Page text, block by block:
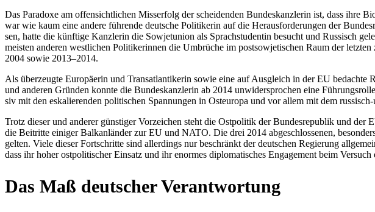
Das Para­doxe am offen­sicht­li­chen Miss­erfolg der schei­den­den Bun­des­kanz­le­rin ist, dass ihre
war wie kaum eine andere füh­rende deut­sche Poli­ti­ke­rin auf die Her­aus­for­de­run­gen der
sen, hatte die künf­tige Kanz­le­rin die Sowjet­union als Sprach­stu­den­tin besucht und Rus­sisch
meisten anderen west­li­chen Poli­ti­ke­rin­nen die Umbrü­che im post­so­wje­ti­schen Raum der
2004 sowie 2013–2014.
Als über­zeugte Euro­päe­rin und Trans­at­lan­ti­ke­rin sowie eine auf Aus­gleich in der EU
und anderen Gründen konnte die Bun­des­kanz­le­rin ab 2014 unwi­der­spro­chen eine
siv mit den eska­lie­ren­den poli­ti­schen Span­nun­gen in Ost­eu­ropa und vor allem mit dem
Trotz dieser und anderer güns­ti­ger Vor­zei­chen steht die Ost­po­li­tik der Bun­des­re­pu­blik und
die Bei­tritte einiger Bal­kan­län­der zur EU und NATO. Die drei 2014 abge­schlos­se­nen,
gelten. Viele dieser Fort­schritte sind aller­dings nur beschränkt der deut­schen Regie­rung
dass ihr hoher ost­po­li­ti­scher Einsatz und ihr enormes diplo­ma­ti­sches Enga­ge­ment beim
Das Maß deut­scher Verantwortung